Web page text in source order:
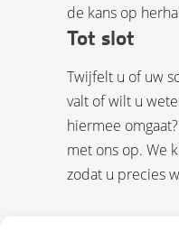
de kans op
Tot slot
Twijfelt u of uw
valt of wilt u
hiermee
met ons op. We
zodat u precies